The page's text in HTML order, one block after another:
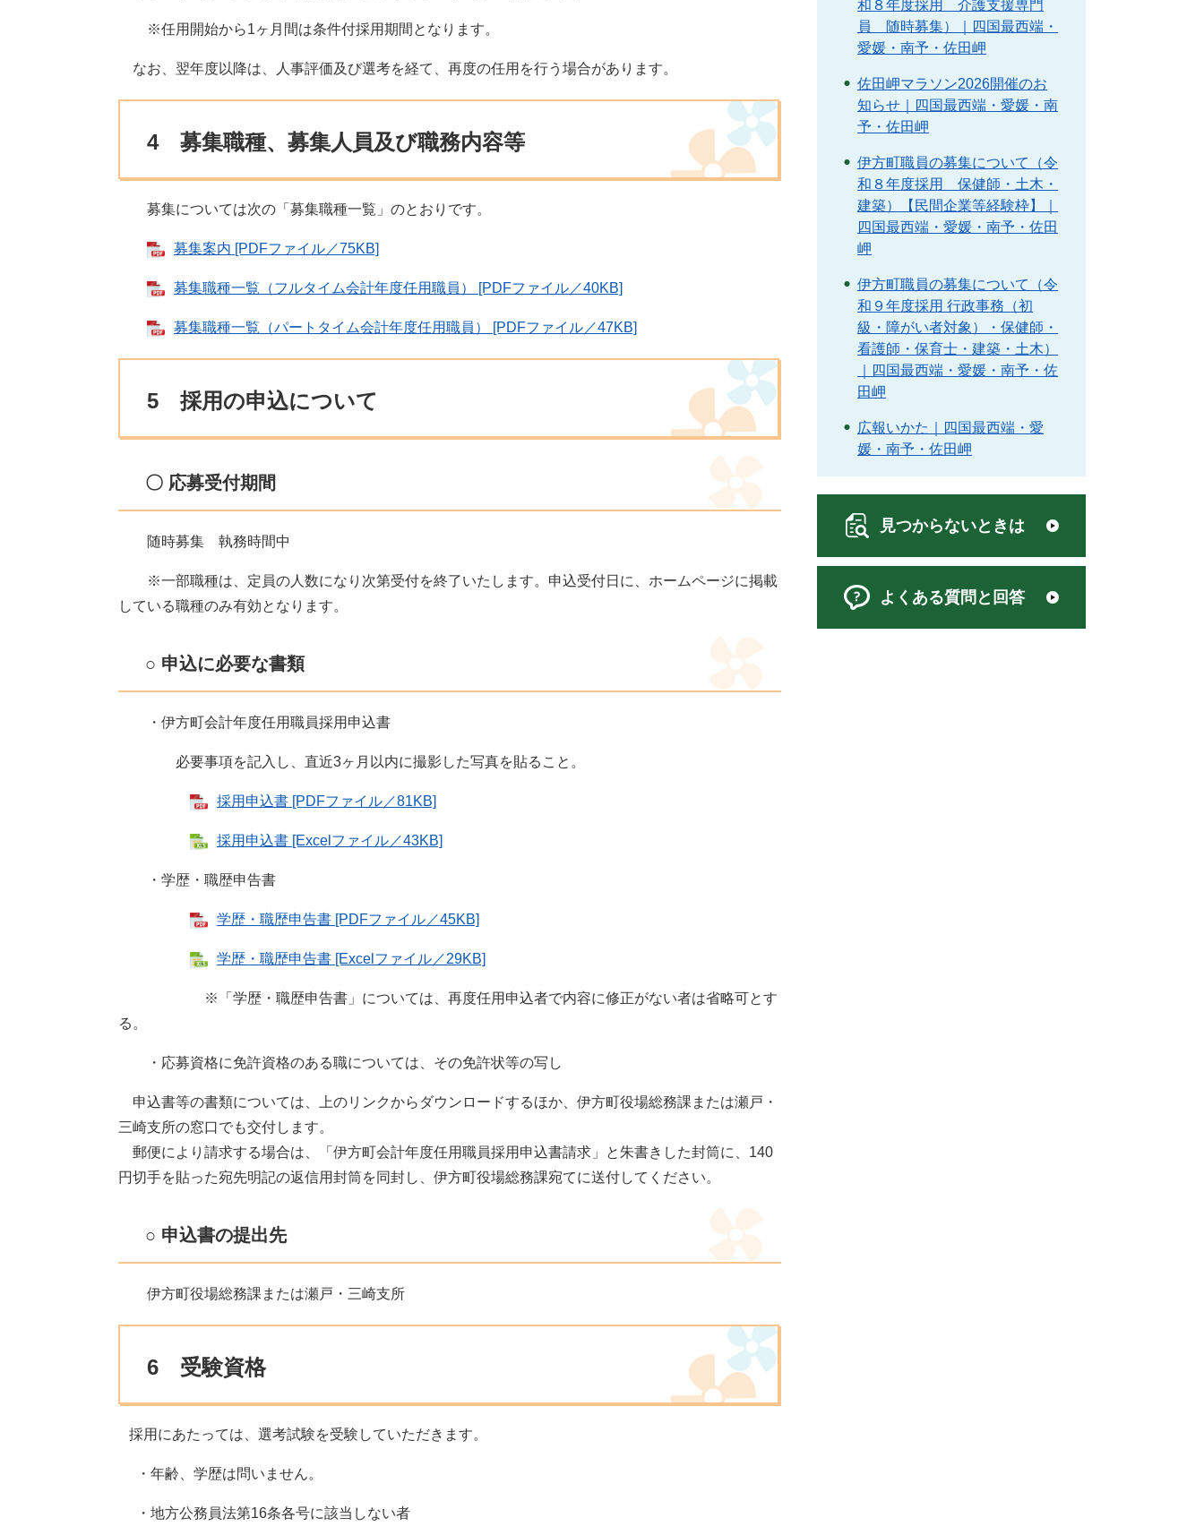
※任用開始から1ヶ月間は条件付採用期間となります。
なお、翌年度以降は、人事評価及び選考を経て、再度の任用を行う場合があります。
4 募集職種、募集人員及び職務内容等
募集については次の「募集職種一覧」のとおりです。
募集案内 [PDFファイル／75KB]
募集職種一覧（フルタイム会計年度任用職員） [PDFファイル／40KB]
募集職種一覧（パートタイム会計年度任用職員） [PDFファイル／47KB]
5 採用の申込について
〇 応募受付期間
随時募集 執務時間中
※一部職種は、定員の人数になり次第受付を終了いたします。申込受付日に、ホームページに掲載
している職種のみ有効となります。
○ 申込に必要な書類
・伊方町会計年度任用職員採用申込書
必要事項を記入し、直近3ヶ月以内に撮影した写真を貼ること。
採用申込書 [PDFファイル／81KB]
採用申込書 [Excelファイル／43KB]
・学歴・職歴申告書
学歴・職歴申告書 [PDFファイル／45KB]
学歴・職歴申告書 [Excelファイル／29KB]
※「学歴・職歴申告書」については、再度任用申込者で内容に修正がない者は省略可とす
る。
・応募資格に免許資格のある職については、その免許状等の写し
申込書等の書類については、上のリンクからダウンロードするほか、伊方町役場総務課または瀬戸・
三崎支所の窓口でも交付します。
郵便により請求する場合は、「伊方町会計年度任用職員採用申込書請求」と朱書きした封筒に、140
円切手を貼った宛先明記の返信用封筒を同封し、伊方町役場総務課宛てに送付してください。
○ 申込書の提出先
伊方町役場総務課または瀬戸・三崎支所
6 受験資格
採用にあたっては、選考試験を受験していただきます。
・年齢、学歴は問いません。
・地方公務員法第16条各号に該当しない者
和８年度採用 介護支援専門
員 随時募集）｜四国最西端・
愛媛・南予・佐田岬
佐田岬マラソン2026開催のお
知らせ｜四国最西端・愛媛・南
予・佐田岬
伊方町職員の募集について（令
和８年度採用 保健師・土木・
建築）【民間企業等経験枠】｜
四国最西端・愛媛・南予・佐田
岬
伊方町職員の募集について（令
和９年度採用 行政事務（初
級・障がい者対象）・保健師・
看護師・保育士・建築・土木）
｜四国最西端・愛媛・南予・佐
田岬
広報いかた｜四国最西端・愛
媛・南予・佐田岬
見つからないときは
よくある質問と回答